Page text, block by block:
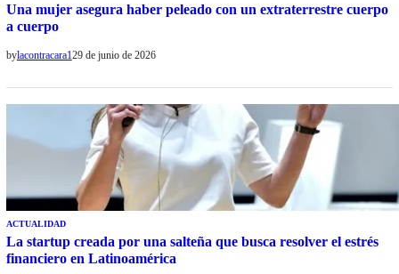
Una mujer asegura haber peleado con un extraterrestre cuerpo
a cuerpo
bylacontracara129 de junio de 2026
ACTUALIDAD
La startup creada por una salteña que busca resolver el estrés
financiero en Latinoamérica